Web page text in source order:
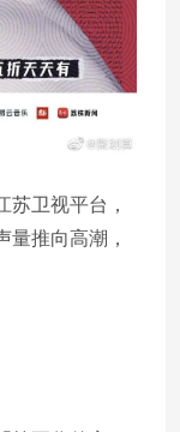
苏卫视平台，
量推向高潮，